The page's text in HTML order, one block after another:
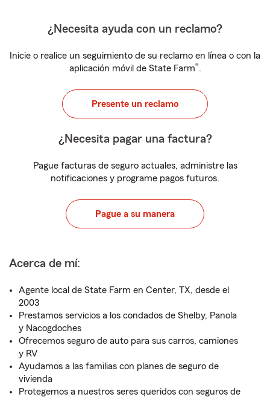
¿Necesita ayuda con un reclamo?
Inicie o realice un seguimiento de su reclamo en línea o con la
aplicación móvil de State Farm®.
Presente un reclamo
¿Necesita pagar una factura?
Pague facturas de seguro actuales, administre las
notificaciones y programe pagos futuros.
Pague a su manera
Acerca de mí:
Agente local de State Farm en Center, TX, desde el
2003
Prestamos servicios a los condados de Shelby, Panola
y Nacogdoches
Ofrecemos seguro de auto para sus carros, camiones
y RV
Ayudamos a las familias con planes de seguro de
vivienda
Protegemos a nuestros seres queridos con seguros de